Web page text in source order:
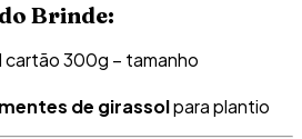
Brinde:
cartão 300g – tamanho
de girassolpara plantio